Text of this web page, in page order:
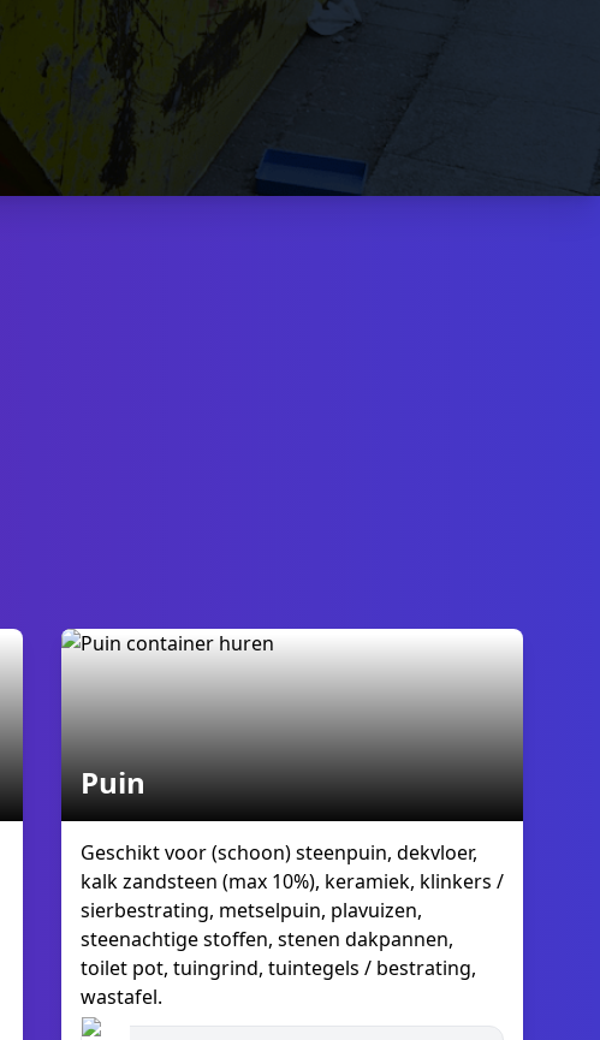
Puin
Geschikt voor (schoon) steenpuin, dekvloer,
kalk zandsteen (max 10%), keramiek, klinkers /
sierbestrating, metselpuin, plavuizen,
steenachtige stoffen, stenen dakpannen,
toilet pot, tuingrind, tuintegels / bestrating,
wastafel.